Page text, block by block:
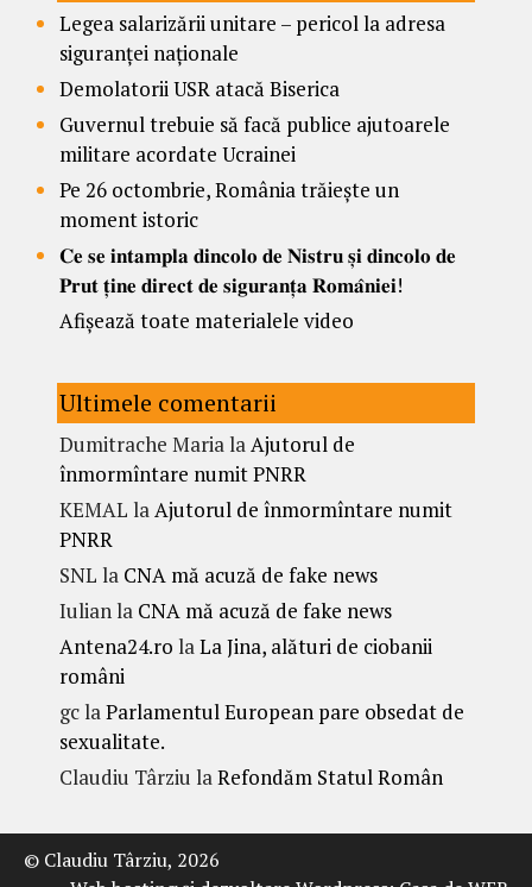
Legea salarizării unitare – pericol la adresa
siguranței naționale
Demolatorii USR atacă Biserica
Guvernul trebuie să facă publice ajutoarele
militare acordate Ucrainei
Pe 26 octombrie, România trăiește un
moment istoric
𝐂𝐞 𝐬𝐞 𝐢𝐧𝐭𝐚𝐦𝐩𝐥𝐚 𝐝𝐢𝐧𝐜𝐨𝐥𝐨 𝐝𝐞 𝐍𝐢𝐬𝐭𝐫𝐮 𝐬̦𝐢 𝐝𝐢𝐧𝐜𝐨𝐥𝐨 𝐝𝐞
𝐏𝐫𝐮𝐭 𝐭̦𝐢𝐧𝐞 𝐝𝐢𝐫𝐞𝐜𝐭 𝐝𝐞 𝐬𝐢𝐠𝐮𝐫𝐚𝐧𝐭̦𝐚 𝐑𝐨𝐦𝐚̂𝐧𝐢𝐞𝐢!
Afișează toate materialele video
Ultimele comentarii
Dumitrache MarialaAjutorul de
înmormîntare numit PNRR
KEMAL laAjutorul de înmormîntare numit
PNRR
SNL la CNA mă acuză de fake news
Iulianla CNA mă acuză de fake news
Antena24.ro laLa Jina, alături de ciobanii
români
gclaParlamentul European pare obsedat de
sexualitate.
Claudiu Târziu laRefondăm Statul Român
© Claudiu Târziu, 2026